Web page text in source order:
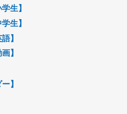
生】
生】
】
】
】